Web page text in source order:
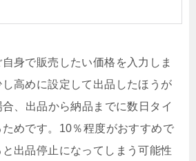
自身で販売したい価格を入力しま
高めに設定して出品したほうが
、出品から納品までに数日タイ
めです。10％程度がおすすめで
出品停止になってしまう可能性